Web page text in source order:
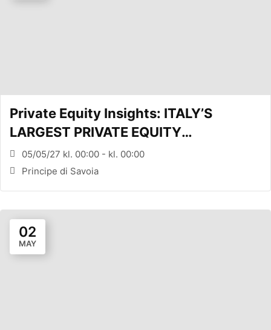
Private Equity Insights: ITALY’S
LARGEST PRIVATE EQUITY
CONFERENCE (MILANO, ITA)
05/05/27 kl. 00:00 - kl. 00:00
Principe di Savoia
02
MAY